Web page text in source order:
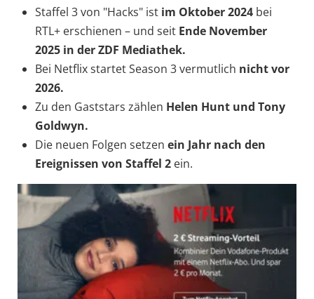
Staffel 3 von "Hacks" ist im Oktober 2024 bei
RTL+ erschienen – und seit Ende November
2025 in der ZDF Mediathek.
Bei Netflix startet Season 3 vermutlich nicht vor
2026.
Zu den Gaststars zählen Helen Hunt und Tony
Goldwyn.
Die neuen Folgen setzen ein Jahr nach den
Ereignissen von Staffel 2 ein.